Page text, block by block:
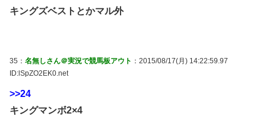
キングズベストとかマル外
35： 名無しさん＠実況で競馬板アウト ：2015/08/17(月) 14:22:59.97
ID:lSpZO2EK0.net
>>24
キングマンボ2×4